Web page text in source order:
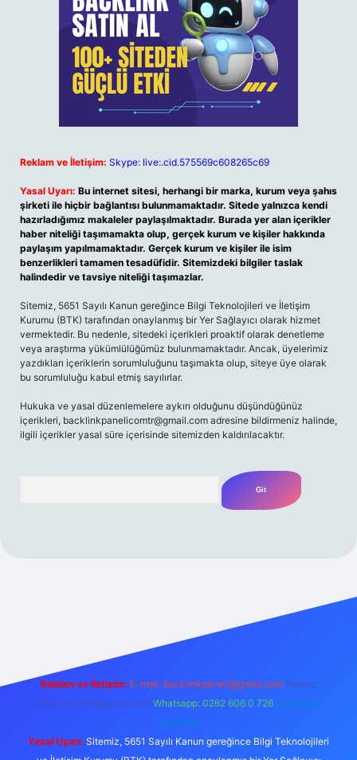
Reklam ve İletişim: Skype: live:.cid.575569c608265c69
Yasal Uyarı: Bu internet sitesi, herhangi bir marka, kurum veya şahıs
şirketi ile hiçbir bağlantısı bulunmamaktadır. Sitede yalnızca kendi
hazırladığımız makaleler paylaşılmaktadır. Burada yer alan içerikler
haber niteliği taşımamakta olup, gerçek kurum ve kişiler hakkında
paylaşım yapılmamaktadır. Gerçek kurum ve kişiler ile isim
benzerlikleri tamamen tesadüfidir. Sitemizdeki bilgiler taslak
halindedir ve tavsiye niteliği taşımazlar.
Sitemiz, 5651 Sayılı Kanun gereğince Bilgi Teknolojileri ve İletişim
Kurumu (BTK) tarafından onaylanmış bir Yer Sağlayıcı olarak hizmet
vermektedir. Bu nedenle, sitedeki içerikleri proaktif olarak denetleme
veya araştırma yükümlülüğümüz bulunmamaktadır. Ancak, üyelerimiz
yazdıkları içeriklerin sorumluluğunu taşımakta olup, siteye üye olarak
bu sorumluluğu kabul etmiş sayılırlar.
Hukuka ve yasal düzenlemelere aykırı olduğunu düşündüğünüz
içerikleri, backlinkpanelicomtr@gmail.com adresine bildirmeniz halinde,
ilgili içerikler yasal süre içerisinde sitemizden kaldırılacaktır.
www.betexper.xyz/
Reklam ve İletişim: E-mail: backlinkpaneli@gmail.com Teams:
forumhizmeti@gmail.com Whatsapp: 0262 606 0 726 Telegram:
@karabul
Yasal Uyarı: Sitemiz, 5651 Sayılı Kanun gereğince Bilgi Teknolojileri